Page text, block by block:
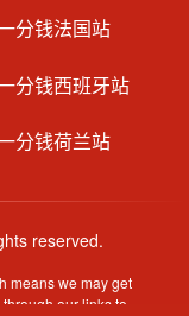
分钱法国站
分钱西班牙站
分钱荷兰站
reserved.
means we may get
our links to